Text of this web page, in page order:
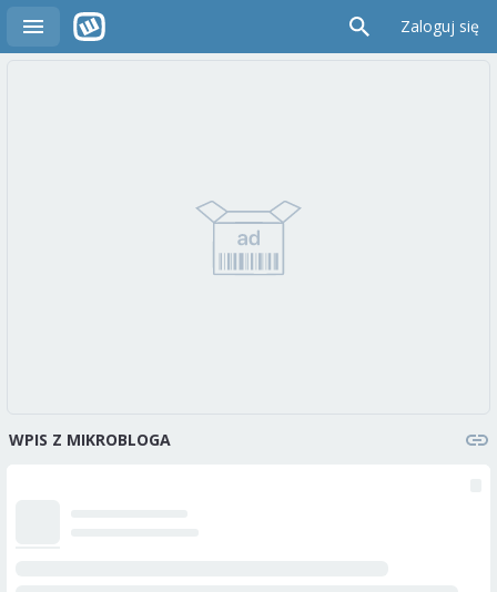
Zaloguj się
WPIS Z MIKROBLOGA